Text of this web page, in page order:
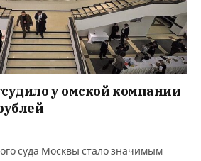
у омской компании
суда Москвы стало значимым